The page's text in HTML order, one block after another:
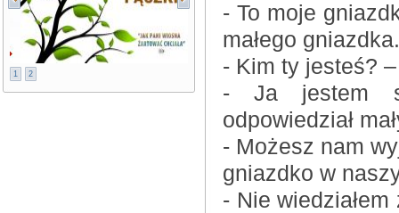
1 2
- To moje
małego gniazdka.
- Kim ty jesteś?
- Ja jestem
odpowiedział
- Możesz nam
gniazdko w
- Nie